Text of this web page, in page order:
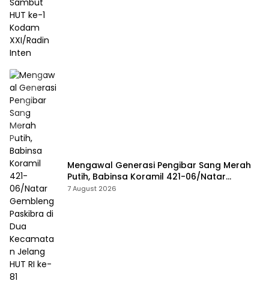
Mengawal Generasi Pengibar Sang Merah
Putih, Babinsa Koramil 421-06/Natar
Gembleng Paskibra di Dua Kecamatan
7 August 2026